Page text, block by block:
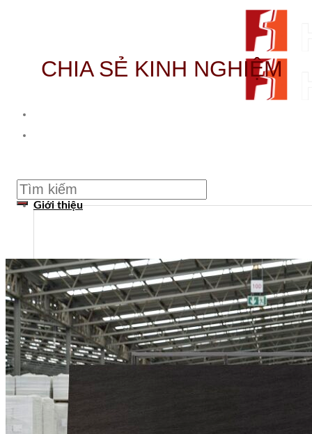
Tìm kiếm:
Giới thiệu
CHIA SẺ KINH NGHIỆM